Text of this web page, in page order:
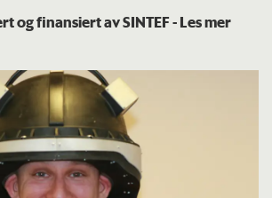
og finansiert av SINTEF- Les mer